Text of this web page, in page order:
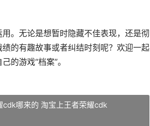
。无论是想暂时隐藏不佳表现，还是彻
的有趣故事或者纠结时刻呢？欢迎一起
的游戏“档案”。
cdk哪来的 淘宝上王者荣耀cdk